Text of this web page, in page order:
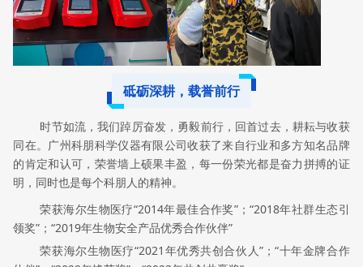
砥砺深耕，载誉前行
时节如流，我们踔厉奋发，勇毅前行，回首过去，耕耘与收获
同在。广州科朋科学仪器有限公司收获了来自行业和多方知名品牌
的肯定和认可，荣誉墙上硕果丰盈，每一份荣光都是奋力拼搏的证
明，同时也是每个科朋人的精神。
荣获海尔生物医疗“2014年最佳合作奖”； “2018年社群生态引
领奖”；“2019年生物安全产品优秀合作伙伴”
荣获海尔生物医疗“2021年优秀共创合伙人”；“十年金牌合作